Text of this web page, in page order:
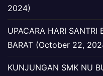
2024)
UPACARA HARI SANTRI
BARAT (October 22,
KUNJUNGAN SMK NU